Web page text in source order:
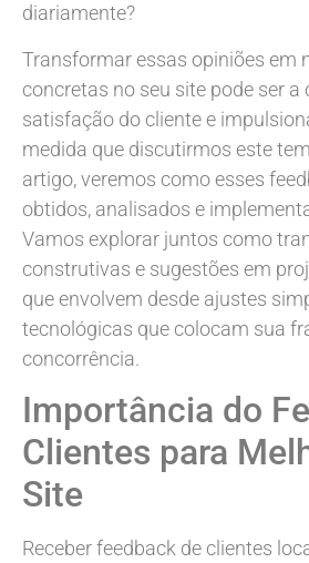
diariamente?
Transformar essas opiniões em
concretas no seu site pode ser a
satisfação do cliente e
medida que discutirmos este
artigo, veremos como esses
obtidos, analisados e
Vamos explorar juntos como
construtivas e sugestões em
que envolvem desde ajustes
tecnológicas que colocam sua
concorrência.
Importância do
Clientes para
Site
Receber feedback de clientes